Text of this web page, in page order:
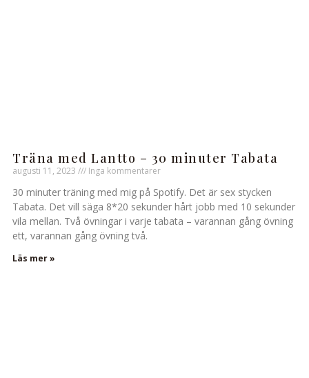
Träna med Lantto – 30 minuter Tabata
augusti 11, 2023 Inga kommentarer
30 minuter träning med mig på Spotify. Det är sex stycken
Tabata. Det vill säga 8*20 sekunder hårt jobb med 10 sekunder
vila mellan. Två övningar i varje tabata – varannan gång övning
ett, varannan gång övning två.
Läs mer »